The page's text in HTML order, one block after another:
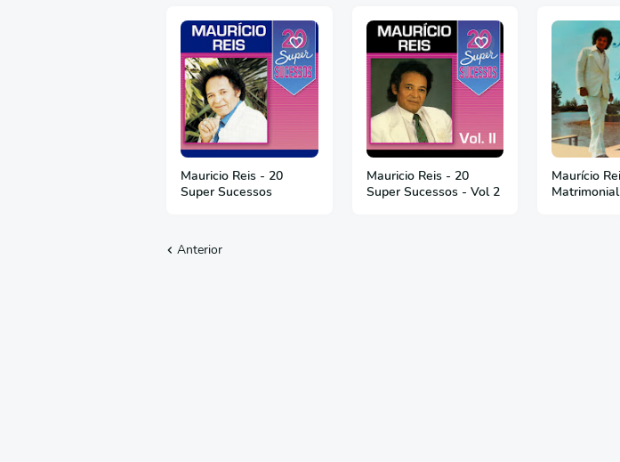
Mauricio Reis - 20
Super Sucessos
Mauricio Reis - 20
Super Sucessos - Vol 2
Maurício
Matrimonial
Anterior